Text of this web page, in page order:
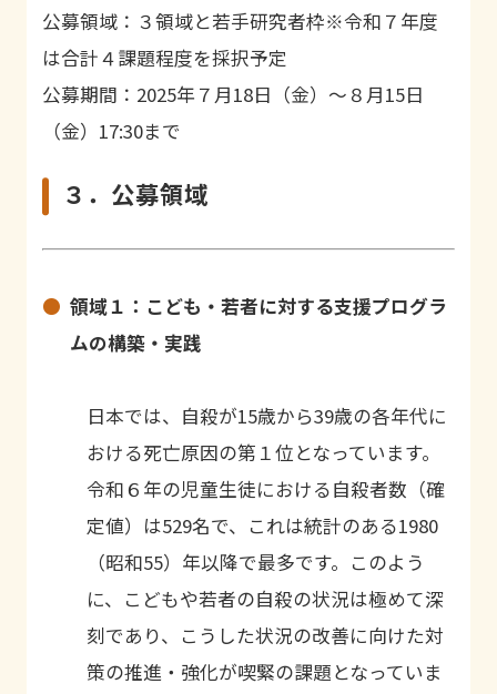
公募領域：３領域と若手研究者枠※令和７年度
は合計４課題程度を採択予定
公募期間：2025年７月18日（金）〜８月15日
（金）17:30まで
３．公募領域
領域１：こども・若者に対する支援プログラ
ムの構築・実践
日本では、自殺が15歳から39歳の各年代に
おける死亡原因の第１位となっています。
令和６年の児童生徒における自殺者数（確
定値）は529名で、これは統計のある1980
（昭和55）年以降で最多です。このよう
に、こどもや若者の自殺の状況は極めて深
刻であり、こうした状況の改善に向けた対
策の推進・強化が喫緊の課題となっていま